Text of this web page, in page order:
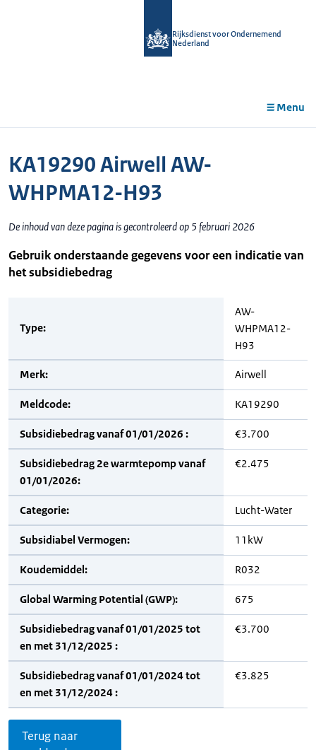
Rijksdienst voor Ondernemend
Nederland
Menu
KA19290 Airwell AW-
WHPMA12-H93
De inhoud van deze pagina is gecontroleerd op 5 februari 2026
Gebruik onderstaande gegevens voor een indicatie van
het subsidiebedrag
Type:
AW-
WHPMA12-
H93
Merk: Airwell
Meldcode: KA19290
Subsidiebedrag vanaf 01/01/2026 : €3.700
Subsidiebedrag 2e warmtepomp vanaf
01/01/2026:
€2.475
Categorie: Lucht-Water
Subsidiabel Vermogen: 11kW
Koudemiddel: R032
Global Warming Potential (GWP): 675
Subsidiebedrag vanaf 01/01/2025 tot
en met 31/12/2025 :
€3.700
Subsidiebedrag vanaf 01/01/2024 tot
en met 31/12/2024 :
€3.825
Terug naar